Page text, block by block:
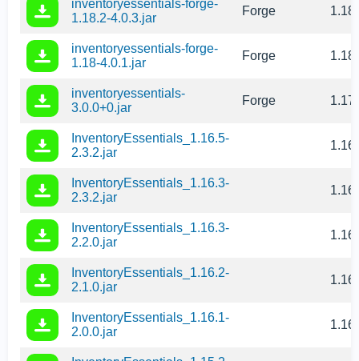
inventoryessentials-forge-
1.18.2-4.0.3.jar
Forge
inventoryessentials-forge-
1.18-4.0.1.jar
Forge 1.18
inventoryessentials-
3.0.0+0.jar
Forge
InventoryEssentials_1.16.5-
2.3.2.jar
InventoryEssentials_1.16.3-
2.3.2.jar
InventoryEssentials_1.16.3-
2.2.0.jar
InventoryEssentials_1.16.2-
2.1.0.jar
InventoryEssentials_1.16.1-
2.0.0.jar